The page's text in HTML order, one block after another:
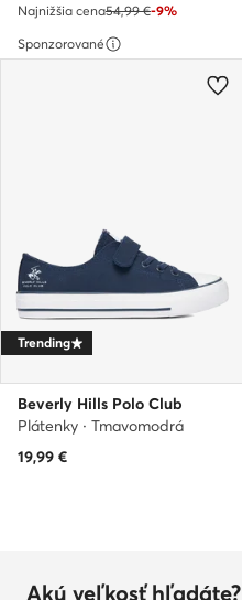
Najnižšia cena54,99 €-9%
Sponzorované
Trending
Beverly Hills Polo Club
Plátenky · Tmavomodrá
19,99 €
Akú veľkosť hľadáte?